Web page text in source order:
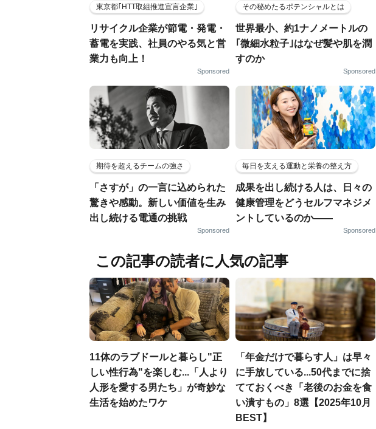
東京都｢HTT取組推進宣言企業｣
リサイクル企業が節電・発電・
蓄電を実践、社員のやる気と営
業力も向上！
Sponsored
その秘めたるポテンシャルとは
世界最小、約1ナノメートルの
｢微細水粒子｣はなぜ髪や肌を潤
すのか
Sponsored
期待を超えるチームの強さ
「さすが」の一言に込められた
驚きや感動。新しい価値を生み
出し続ける電通の挑戦
Sponsored
毎日を支える運動と栄養の整え方
成果を出し続ける人は、日々の
健康管理をどうセルフマネジメ
ントしているのか——
Sponsored
この記事の読者に人気の記事
11体のラブドールと暮らし"正
しい性行為"を楽しむ...「人より
人形を愛する男たち」が奇妙な
生活を始めたワケ
「年金だけで暮らす人」は早々
に手放している...50代までに捨
てておくべき「老後のお金を食
い潰すもの」8選【2025年10月
BEST】